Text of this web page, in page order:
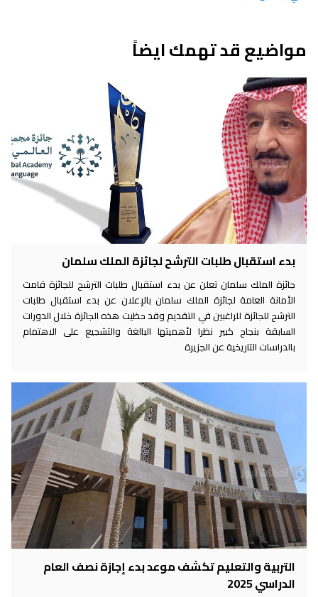
مواضيع قد تهمك ايضاً
بدء استقبال طلبات الترشح لجائزة الملك سلمان
جائزة الملك سلمان تعلن عن بدء استقبال طلبات الترشح للجائزة قامت
الأمانة العامة لجائزة الملك سلمان بالإعلان عن بدء استقبال طلبات
الترشح للجائزة للراغبين في التقديم وقد حظيت هذه الجائزة خلال الدورات
السابقة بنجاح كبير نظرا لأهميتها البالغة والتشجيع على الاهتمام
بالدراسات التاريخية عن الجزيرة
التربية والتعليم تكشف موعد بدء إجازة نصف العام
الدراسي 2025